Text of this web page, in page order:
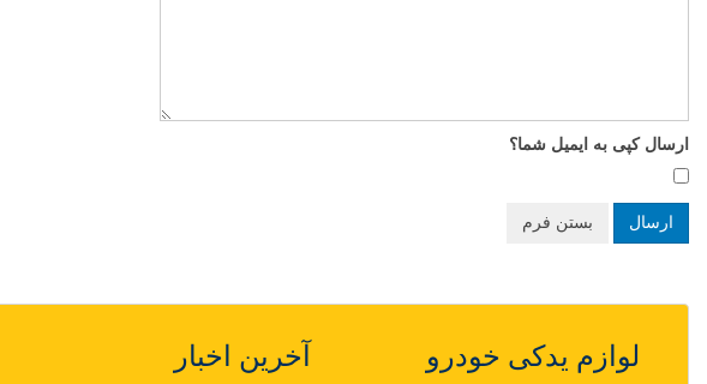
ارسال کپی به ایمیل شما؟
ارسال بستن فرم
لوازم یدکی خودرو آخرین اخبار